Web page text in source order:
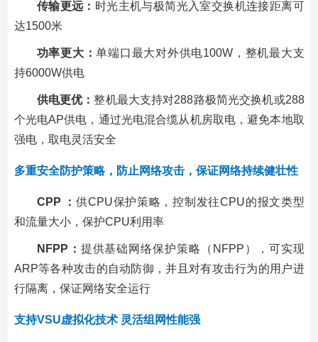
传输更远： 时光主机与极简光入室交换机连接距离可
达1500米
功率更大：单端口最大对外供电100W，整机最大支
持6000W供电
供电更优：整机最大支持对288路极简光交换机或288
个光电AP供电，通过光电混合缆从机房取电，避免本地取
强电，取电灵活安全
多重安全防护策略，防止网络攻击，保证网络持续健壮性
CPP ：供CPU保护策略，控制发往CPU的报文类型
和流量大小，保护CPU利用率
NFPP： 提供基础网络保护策略（NFPP），可实现
ARP等各种攻击的自动防御，并且对有攻击行为的用户进
行隔离，保证网络安全运行
支持VSU虚拟化技术 灵活组网性能强